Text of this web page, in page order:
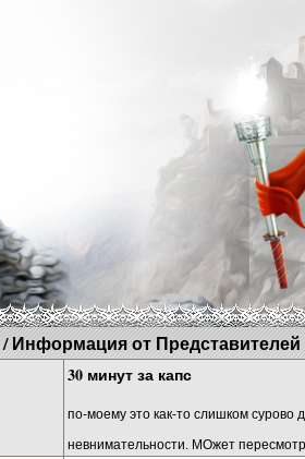
/Информация от Представителей
30 минут за капс
по-моему это как-то слишком сурово
невнимательности. МОжет